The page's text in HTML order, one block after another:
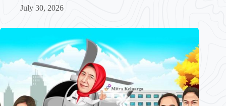
July 30, 2026